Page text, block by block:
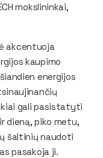
mokslininkai,
akcentuoja
kaupimo
energijos
gali pasistatyti
dieną, piko metu,
šaltinių naudoti
pasakoja ji.